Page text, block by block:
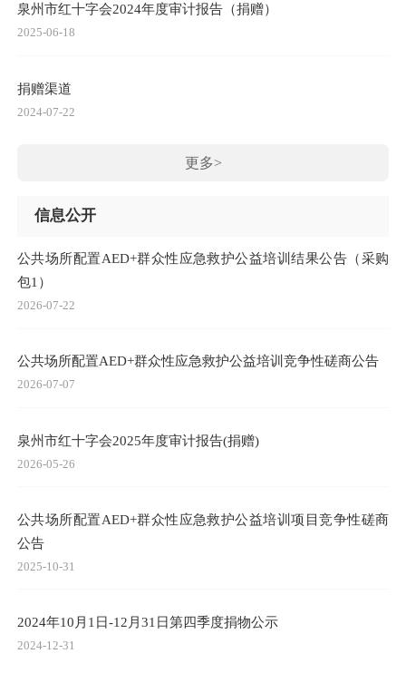
泉州市红十字会2024年度审计报告（捐赠）
2025-06-18
捐赠渠道
2024-07-22
更多>
信息公开
公共场所配置AED+群众性应急救护公益培训结果公告（采购
包1）
2026-07-22
公共场所配置AED+群众性应急救护公益培训竞争性磋商公告
2026-07-07
泉州市红十字会2025年度审计报告(捐赠)
2026-05-26
公共场所配置AED+群众性应急救护公益培训项目竞争性磋商
公告
2025-10-31
2024年10月1日-12月31日第四季度捐物公示
2024-12-31